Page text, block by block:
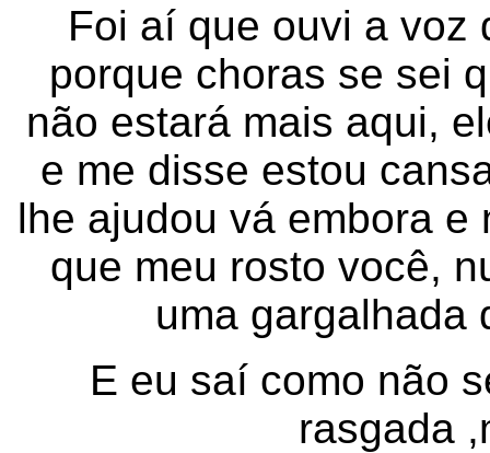
Foi aí que ouvi a voz
porque choras se sei
não estará mais aqui,
e me disse estou
lhe ajudou vá embora e
que meu rosto você,
uma
E eu saí como não
rasgada